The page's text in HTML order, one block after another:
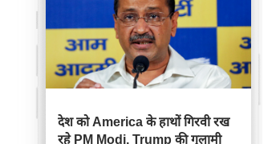
देश को America के हाथों गिरवी रख
रहे PM Modi, Trump की गुलामी